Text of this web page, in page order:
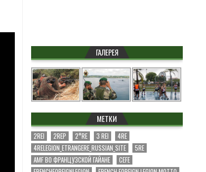
ГАЛЕРЕЯ
МЕТКИ
2REI 2REP 2°RE 3 REI
4RE
4RELEGION_ETRANGERE_RUSSIAN_SITE
5RE
AMF ВО ФРАНЦУЗСКОЙ ГАЙАНЕ
CEFE